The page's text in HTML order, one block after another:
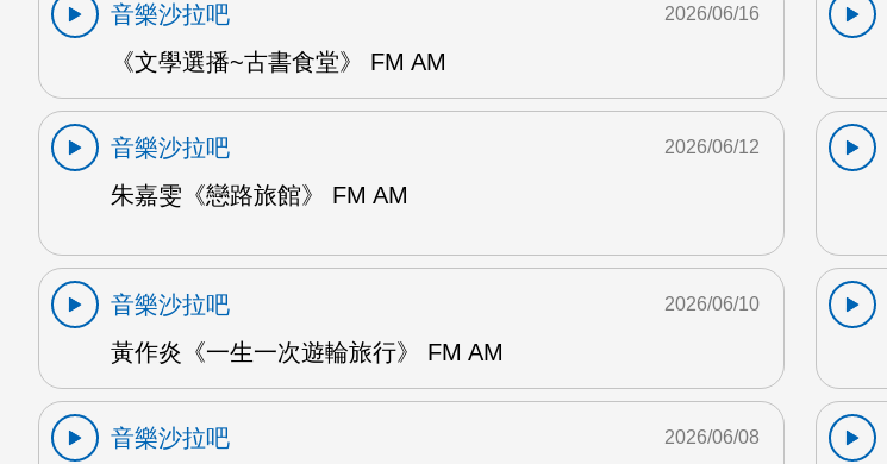
音樂沙拉吧
《文學選播~古書食堂》 FM AM
2026/06/16
音樂沙拉吧
朱嘉雯《戀路旅館》 FM AM
2026/06/12
音樂沙拉吧
黃作炎《一生一次遊輪旅行》 FM AM
2026/06/10
音樂沙拉吧 2026/06/08